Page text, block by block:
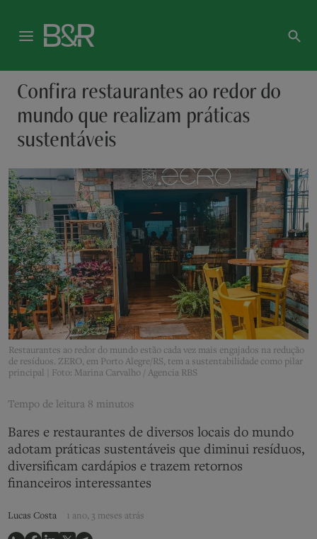
Confira restaurantes ao redor do
mundo que realizam práticas
sustentáveis
Restaurantes ao redor do mundo estão cada vez mais engajados na redução
de resíduos. ZERO, em Porto Alegre/RS, tem a sustentabilidade como pilar
principal | Foto: Marina Carvalho / Agencia RBS
Tempo de leitura 8 minutos
Bares e restaurantes de diversos locais do mundo
adotam práticas sustentáveis que diminui resíduos,
diversificam cardápios e trazem retornos
financeiros interessantes
Lucas Costa 1 ano, 3 meses atrás